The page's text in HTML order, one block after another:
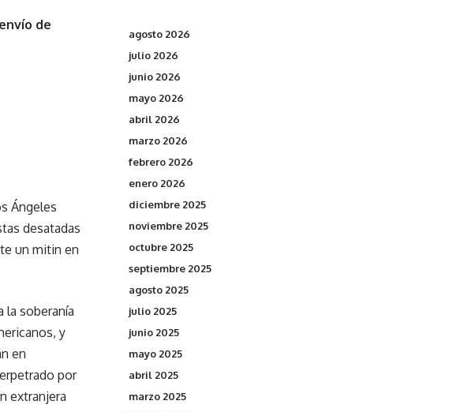
de
Ángeles
desatadas
un mitin en
la soberanía
y
en
por
extranjera
agosto 2026
julio 2026
junio 2026
mayo 2026
abril 2026
marzo 2026
febrero 2026
enero 2026
diciembre 2025
noviembre 2025
octubre 2025
septiembre 2025
agosto 2025
julio 2025
junio 2025
mayo 2025
abril 2025
marzo 2025